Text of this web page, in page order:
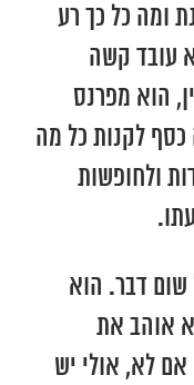
ומה כל כך רע
עובד קשה
הוא מפרנס
כסף לקנות כל מה
ולחופשות
שום דבר. הוא
אוהב את
לא, אולי יש